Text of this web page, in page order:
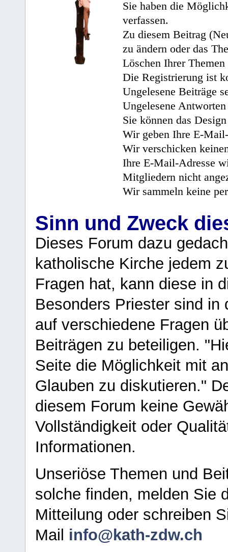
Sie haben die
verfassen.
Zu diesem Beitrag
zu ändern oder das
Löschen Ihrer
Die Registrierung ist
Ungelesene Beiträge
Ungelesene
Sie können das
Wir geben Ihre E-
Wir verschicken
Ihre E-Mail-Adresse
Mitgliedern nicht
Wir sammeln keine
Sinn und Zweck
Dieses Forum dazu
katholische Kirche jedem
Fragen hat, kann diese in
Besonders Priester sind in
auf verschiedene Fragen
Beiträgen zu beteiligen.
Seite die Möglichkeit mit
Glauben zu diskutieren."
diesem Forum keine
Vollständigkeit oder
Informationen.
Unseriöse Themen und
solche finden, melden Sie
Mitteilung oder schreiben
Mail info@kath-zdw.ch